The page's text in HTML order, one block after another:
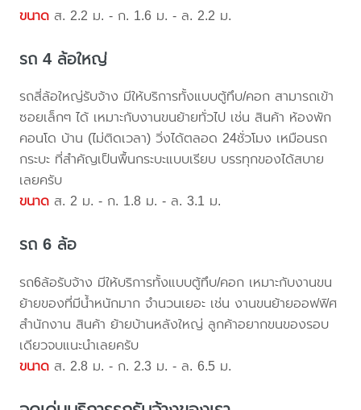
ขนาด ส. 2.2 ม. - ก. 1.6 ม. - ล. 2.2 ม.
รถ 4 ล้อใหญ่
รถสี่ล้อใหญ่รับจ้าง มีให้บริการทั้งแบบตู้ทึบ/คอก สามารถเข้า
ซอยเล็กๆ ได้ เหมาะกับงานขนย้ายทั่วไป เช่น สินค้า ห้องพัก
คอนโด บ้าน (ไม่ติดเวลา) วิ่งได้ตลอด 24ชั่วโมง เหมือนรถ
กระบะ ที่สำคัญเป็นพื้นกระบะแบบเรียบ บรรทุกของได้สบาย
เลยครับ
ขนาด ส. 2 ม. - ก. 1.8 ม. - ล. 3.1 ม.
รถ 6 ล้อ
รถ6ล้อรับจ้าง มีให้บริการทั้งแบบตู้ทึบ/คอก เหมาะกับงานขน
ย้ายของที่มีน้ำหนักมาก จำนวนเยอะ เช่น งานขนย้ายออฟฟิศ
สำนักงาน สินค้า ย้ายบ้านหลังใหญ่ ลูกค้าอยากขนของรอบ
เดียวจบแนะนำเลยครับ
ขนาด ส. 2.8 ม. - ก. 2.3 ม. - ล. 6.5 ม.